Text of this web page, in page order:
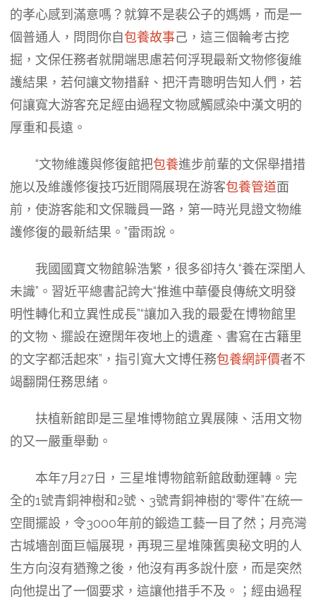
的孝心感到滿意嗎？就算不是裴公子的媽媽，而是一
個普通人，問問你自包養故事己，這三個輪考古挖
掘，文保任務者就開端思慮若何浮現最新文物修復維
護結果，若何讓文物措辭、把汗青聰明告知人們，若
何讓寬大游客充足經由過程文物感觸感染中漢文明的
厚重和長遠。
“文物維護與修復館把包養進步前輩的文保舉措措
施以及維護修復技巧近間隔展現在游客包養管道面
前，使游客能和文保職員一路，第一時光見證文物維
護修復的最新結果。”雷雨說。
我國國寶文物館躲浩繁，很多卻持久“養在深閨人
未識”。習近平總書記誇大“推進中華優良傳統文明發
明性轉化和立異性成長”“讓加入我的最愛在博物館里
的文物、擺設在遼闊年夜地上的遺產、書寫在古籍里
的文字都活起來”，指引寬大文博任務包養網評價者不
竭翻開任務思緒。
扶植新館即是三星堆博物館立異展陳、活用文物
的又一嚴重舉動。
本年7月27日，三星堆博物館新館啟動運轉。完
全的1號青銅神樹和2號、3號青銅神樹的“零件”在統一
空間擺設，令3000年前的鍛造工藝一目了然；月亮灣
古城墻剖面巨幅展現，再現三星堆陳舊奧秘文明的人
生方向沒有猶豫之後，他沒有再多說什麼，而是突然
向他提出了一個要求，這讓他措手不及。；經由過程